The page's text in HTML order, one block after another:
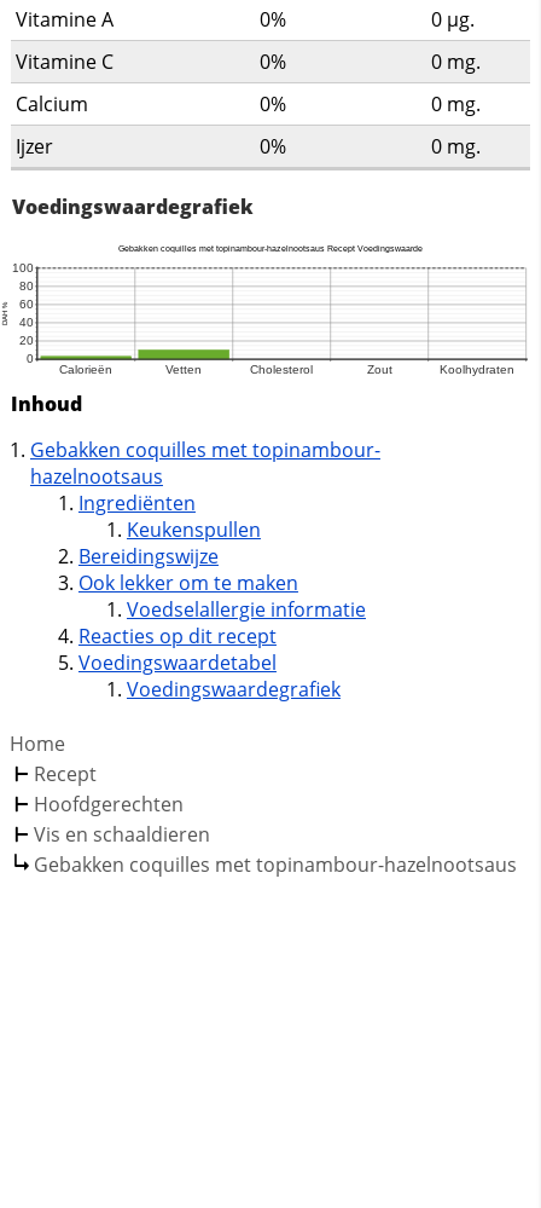
Vitamine A 0% 0 µg.
Vitamine C
0% 0 mg.
Calcium
0% 0 mg.
Ijzer
0% 0 mg.
Voedingswaardegrafiek
Inhoud
Gebakken coquilles met topinambour-
hazelnootsaus
Ingrediënten
Keukenspullen
Bereidingswijze
Ook lekker om te maken
Voedselallergie informatie
Reacties op dit recept
Voedingswaardetabel
Voedingswaardegrafiek
Home
Recept
Hoofdgerechten
Vis en schaaldieren
Gebakken coquilles met topinambour-hazelnootsaus